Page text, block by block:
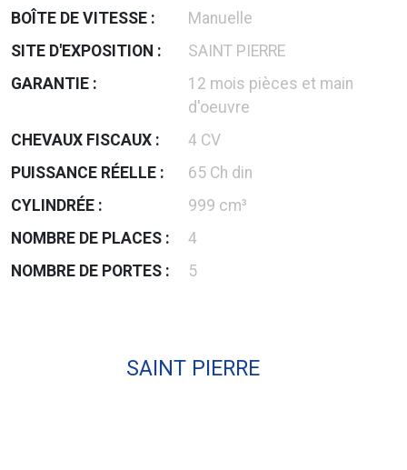
BOÎTE DE VITESSE :
Manuelle
SITE D'EXPOSITION :
SAINT PIERRE
GARANTIE :
12 mois pièces et main
d'oeuvre
CHEVAUX FISCAUX :
4 CV
PUISSANCE RÉELLE :
65 Ch din
CYLINDRÉE :
999 cm³
NOMBRE DE PLACES :
4
NOMBRE DE PORTES :
5
SAINT PIERRE